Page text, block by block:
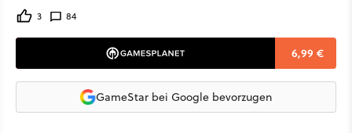
3 84
6,99 €
GameStar bei Google bevorzugen